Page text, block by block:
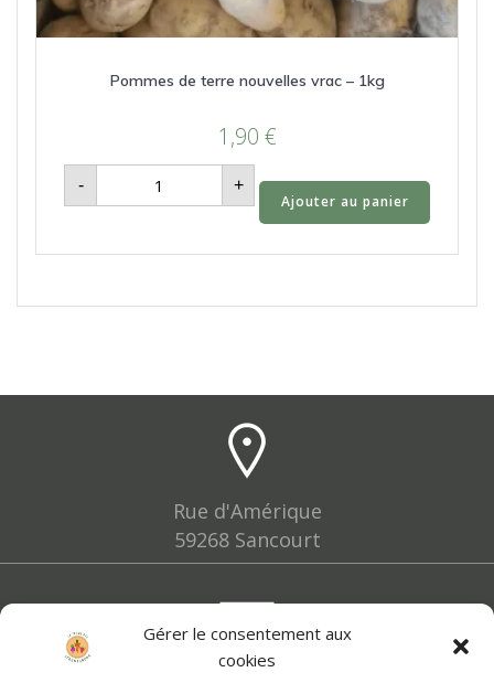
Gérer le consentement aux
cookies
Pommes de terre nouvelles vrac – 1kg
1,90 €
-
quantité
de
Pommes
nouvelles
1kg
+
Ajouter au panier
Rue d'Amérique
59268 Sancourt